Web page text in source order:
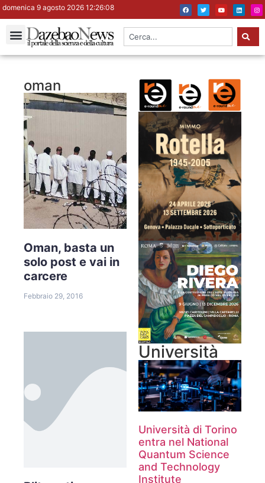
domenica 9 agosto 2026 12:26:08
oman
Oman, basta un
solo post e vai in
carcere
Febbraio 29, 2016
Università
Università di Torino
entra nel National
Quantum Science
and Technology
Institute